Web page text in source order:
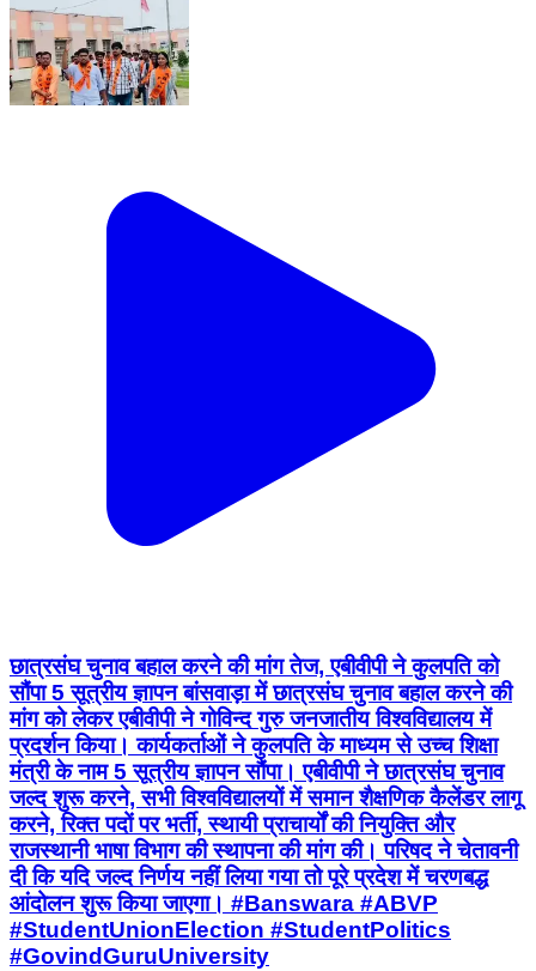
छात्रसंघ चुनाव बहाल करने की मांग तेज, एबीवीपी ने कुलपति को
सौंपा 5 सूत्रीय ज्ञापन बांसवाड़ा में छात्रसंघ चुनाव बहाल करने की
मांग को लेकर एबीवीपी ने गोविन्द गुरु जनजातीय विश्वविद्यालय में
प्रदर्शन किया। कार्यकर्ताओं ने कुलपति के माध्यम से उच्च शिक्षा
मंत्री के नाम 5 सूत्रीय ज्ञापन सौंपा। एबीवीपी ने छात्रसंघ चुनाव
जल्द शुरू करने, सभी विश्वविद्यालयों में समान शैक्षणिक कैलेंडर लागू
करने, रिक्त पदों पर भर्ती, स्थायी प्राचार्यों की नियुक्ति और
राजस्थानी भाषा विभाग की स्थापना की मांग की। परिषद ने चेतावनी
दी कि यदि जल्द निर्णय नहीं लिया गया तो पूरे प्रदेश में चरणबद्ध
आंदोलन शुरू किया जाएगा। #Banswara #ABVP
#StudentUnionElection #StudentPolitics
#GovindGuruUniversity